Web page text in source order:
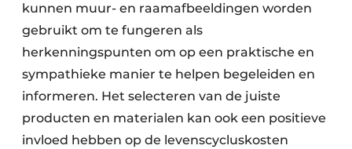
kunnen muur- en raamafbeeldingen worden
gebruikt om te fungeren als
herkenningspunten om op een praktische en
sympathieke manier te helpen begeleiden en
informeren. Het selecteren van de juiste
producten en materialen kan ook een positieve
invloed hebben op de levenscycluskosten